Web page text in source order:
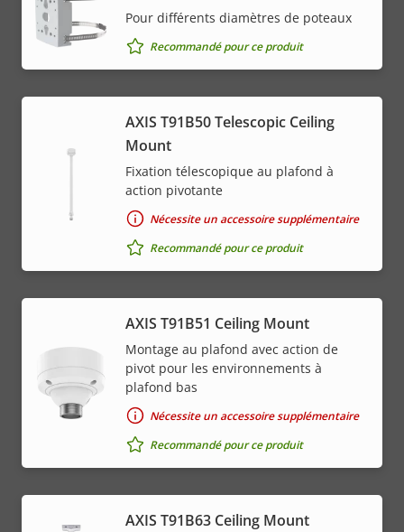
Pour différents diamètres de poteaux
Recommandé pour ce produit
AXIS T91B50 Telescopic Ceiling
Mount
Fixation télescopique au plafond à
action pivotante
Nécessite un accessoire supplémentaire
Recommandé pour ce produit
AXIS T91B51 Ceiling Mount
Montage au plafond avec action de
pivot pour les environnements à
plafond bas
Nécessite un accessoire supplémentaire
Recommandé pour ce produit
AXIS T91B63 Ceiling Mount